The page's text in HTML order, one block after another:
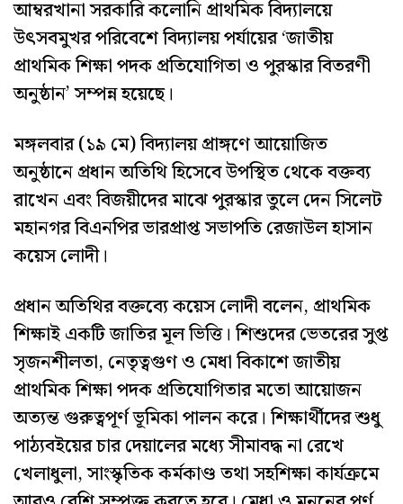
আম্বরখানা সরকারি কলোনি প্রাথমিক বিদ্যালয়ে
উৎসবমুখর পরিবেশে বিদ্যালয় পর্যায়ের ‘জাতীয়
প্রাথমিক শিক্ষা পদক প্রতিযোগিতা ও পুরস্কার বিতরণী
অনুষ্ঠান’ সম্পন্ন হয়েছে।
মঙ্গলবার (১৯ মে) বিদ্যালয় প্রাঙ্গণে আয়োজিত
অনুষ্ঠানে প্রধান অতিথি হিসেবে উপস্থিত থেকে বক্তব্য
রাখেন এবং বিজয়ীদের মাঝে পুরস্কার তুলে দেন সিলেট
মহানগর বিএনপির ভারপ্রাপ্ত সভাপতি রেজাউল হাসান
কয়েস লোদী।
প্রধান অতিথির বক্তব্যে কয়েস লোদী বলেন, প্রাথমিক
শিক্ষাই একটি জাতির মূল ভিত্তি। শিশুদের ভেতরের সুপ্ত
সৃজনশীলতা, নেতৃত্বগুণ ও মেধা বিকাশে জাতীয়
প্রাথমিক শিক্ষা পদক প্রতিযোগিতার মতো আয়োজন
অত্যন্ত গুরুত্বপূর্ণ ভূমিকা পালন করে। শিক্ষার্থীদের শুধু
পাঠ্যবইয়ের চার দেয়ালের মধ্যে সীমাবদ্ধ না রেখে
খেলাধুলা, সাংস্কৃতিক কর্মকাণ্ড তথা সহশিক্ষা কার্যক্রমে